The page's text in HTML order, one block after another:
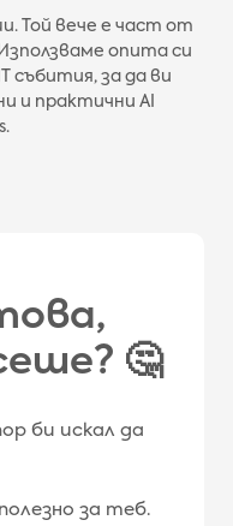
Той вече е част от
опита си
събития, за да ви
и практични AI
🤔
би искал да
за теб.